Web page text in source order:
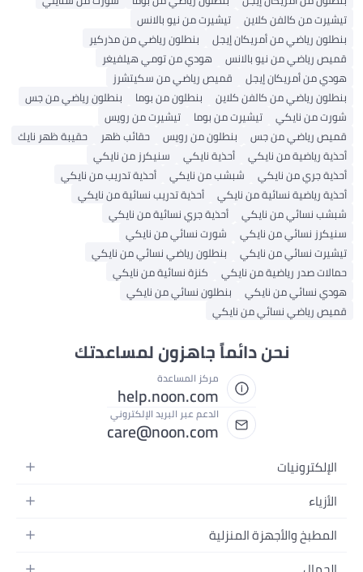
تيشيرت من كالفن كلاين
تيشيرت من نيو بالانس
بنطلون رياضي من أمريكان إيجل
بنطلون رياضي من مذركير
قميص رياضي من نيو بالانس
هودي من تومي هيلفيغر
هودي من أمريكان إيجل
قميص رياضي من سكيتشرز
بنطلون رياضي من كالفن كلاين
بنطلون من بوما
بنطلون رياضي من جس
شورت من نايكي
تيشيرت من بوما
تيشيرت من رويس
قميص رياضي من جس
بنطلون من رويس حقائب ظهر
حقيبة ظهر نايك
أحذية رياضية من نايكي
أحذية نايكي
سنيكرز من نايكي
أحذية جري من نايكي
شبشب من نايكي
أحذية تدريب من نايكي
أحذية رياضية نسائية من نايكي
أحذية تدريب نسائية من نايكي
شبشب نسائي من نايكي
أحذية جري نسائية من نايكي
سنيكرز نسائي من نايكي
شورت نسائي من نايكي
تيشيرت نسائي من نايكي
بنطلون رياضي نسائي من نايكي
حمالات صدر رياضية من نايكي
كنزة نسائية من نايكي
هودي نسائي من نايكي
بنطلون نسائي من نايكي
قميص رياضي نسائي من نايكي
نحن دائماً جاهزون لمساعدتك
مركز المساعدة
help.noon.com
الدعم عبر البريد الإلكتروني
care@noon.com
الإلكترونيات
الهواتف المتحركة
أجهزة الكمبيوتر المحمولة
التلفزيونات
الأزياء
أحذية رياضية رجالية
المطبخ والأجهزة المنزلية
الأجهزة الكبيرة